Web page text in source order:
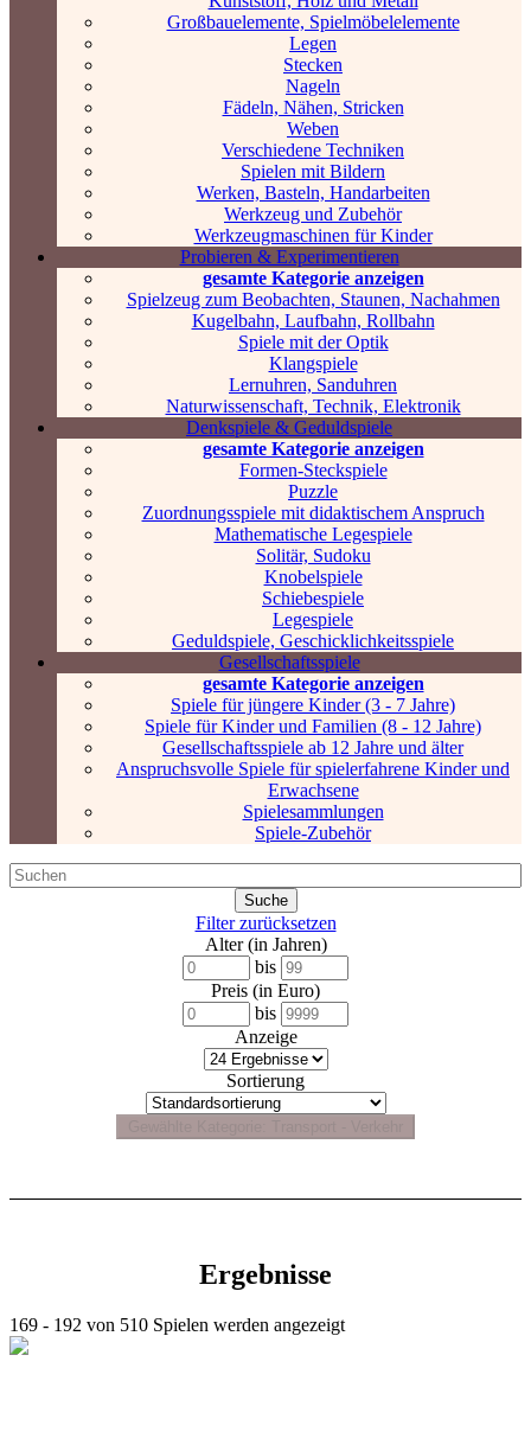
Großbauelemente, Spielmöbelelemente
Legen
Stecken
Nageln
Fädeln, Nähen, Stricken
Weben
Verschiedene Techniken
Spielen mit Bildern
Werken, Basteln, Handarbeiten
Werkzeug und Zubehör
Werkzeugmaschinen für Kinder
Probieren & Experimentieren
gesamte Kategorie anzeigen
Spielzeug zum Beobachten, Staunen, Nachahmen
Kugelbahn, Laufbahn, Rollbahn
Spiele mit der Optik
Klangspiele
Lernuhren, Sanduhren
Naturwissenschaft, Technik, Elektronik
Denkspiele & Geduldspiele
gesamte Kategorie anzeigen
Formen-Steckspiele
Puzzle
Zuordnungsspiele mit didaktischem Anspruch
Mathematische Legespiele
Solitär, Sudoku
Knobelspiele
Schiebespiele
Legespiele
Geduldspiele, Geschicklichkeitsspiele
Gesellschaftsspiele
gesamte Kategorie anzeigen
Spiele für jüngere Kinder (3 - 7 Jahre)
Spiele für Kinder und Familien (8 - 12 Jahre)
Gesellschaftsspiele ab 12 Jahre und älter
Anspruchsvolle Spiele für spielerfahrene Kinder und
Erwachsene
Spielesammlungen
Spiele-Zubehör
Filter zurücksetzen
Alter (in Jahren)
bis
Preis (in Euro)
bis
Anzeige
Sortierung
Ergebnisse
169 - 192 von 510 Spielen werden angezeigt